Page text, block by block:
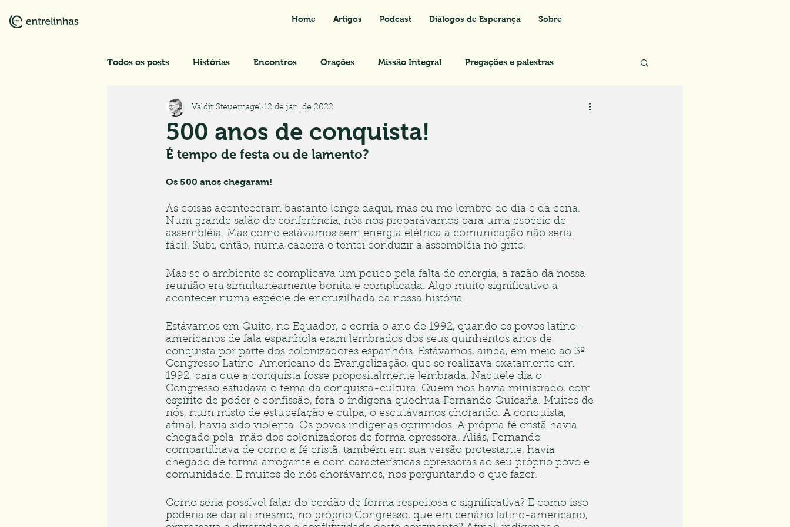
Home Artigos Podcast Diálogos de Esperança Sobre
Todos os posts Histórias Encontros Orações Missão Integral Pregações e palestras
Diálogos de Esperança
500 anos de conquista!
Valdir Steuernagel 12 de jan. de 2022
É tempo de festa ou de lamento?
Os 500 anos chegaram!
As coisas aconteceram bastante longe daqui, mas eu me lembro do dia e da cena.
Num grande salão de conferência, nós nos preparávamos para uma espécie de
assembléia. Mas como estávamos sem energia elétrica a comunicação não seria
fácil. Subi, então, numa cadeira e tentei conduzir a assembléia no grito.
Mas se o ambiente se complicava um pouco pela falta de energia, a razão da nossa
reunião era simultaneamente bonita e complicada. Algo muito significativo a
acontecer numa espécie de encruzilhada da nossa história.
Estávamos em Quito, no Equador, e corria o ano de 1992, quando os povos latino-
americanos de fala espanhola eram lembrados dos seus quinhentos anos de
conquista por parte dos colonizadores espanhóis. Estávamos, ainda, em meio ao 3º
Congresso Latino-Americano de Evangelização, que se realizava exatamente em
1992, para que a conquista fosse propositalmente lembrada. Naquele dia o
Congresso estudava o tema da conquista-cultura. Quem nos havia ministrado, com
espírito de poder e confissão, fora o indígena quechua Fernando Quicaña. Muitos de
nós, num misto de estupefação e culpa, o escutávamos chorando. A conquista,
afinal, havia sido violenta. Os povos indígenas oprimidos. A própria fé cristã havia
chegado pela  mão dos colonizadores de forma opressora. Aliás, Fernando
compartilhava de como a fé cristã, também em sua versão protestante, havia
chegado de forma arrogante e com características opressoras ao seu próprio povo e
comunidade. E muitos de nós chorávamos, nos perguntando o que fazer.
Como seria possível falar do perdão de forma respeitosa e significativa? E como isso
poderia se dar ali mesmo, no próprio Congresso, que em cenário latino-americano,